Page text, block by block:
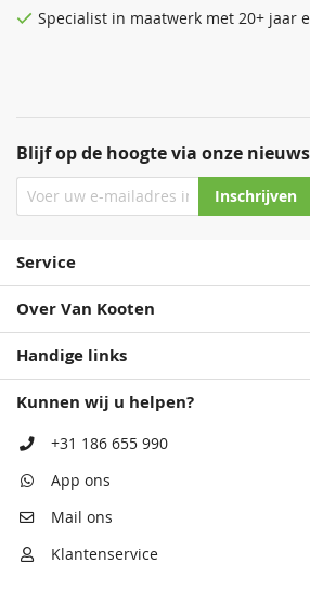
Blijf op de hoogte via onze
Inschrijven
Specialist in maatwerk met 20+ jaar
Service
Over Van Kooten
Handige links
Kunnen wij u helpen?
+31 186 655 990
App ons
Mail ons
Klantenservice